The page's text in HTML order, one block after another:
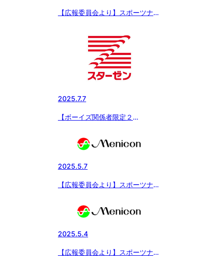
【広報委員会より】スポーツナビ
場チーム紹介～「インサイドスト
ーリー夏草の賦2025」 第1回 江
戸崎ボーイズ（茨城県支部）
2025.7.7
【ボーイズ関係者限定２
り２５％Offで購入できるお中元
のご案内
2025.5.7
【広報委員会より】スポーツナビ
の試合結果を記事配信
2025.5.4
【広報委員会より】スポーツナビ